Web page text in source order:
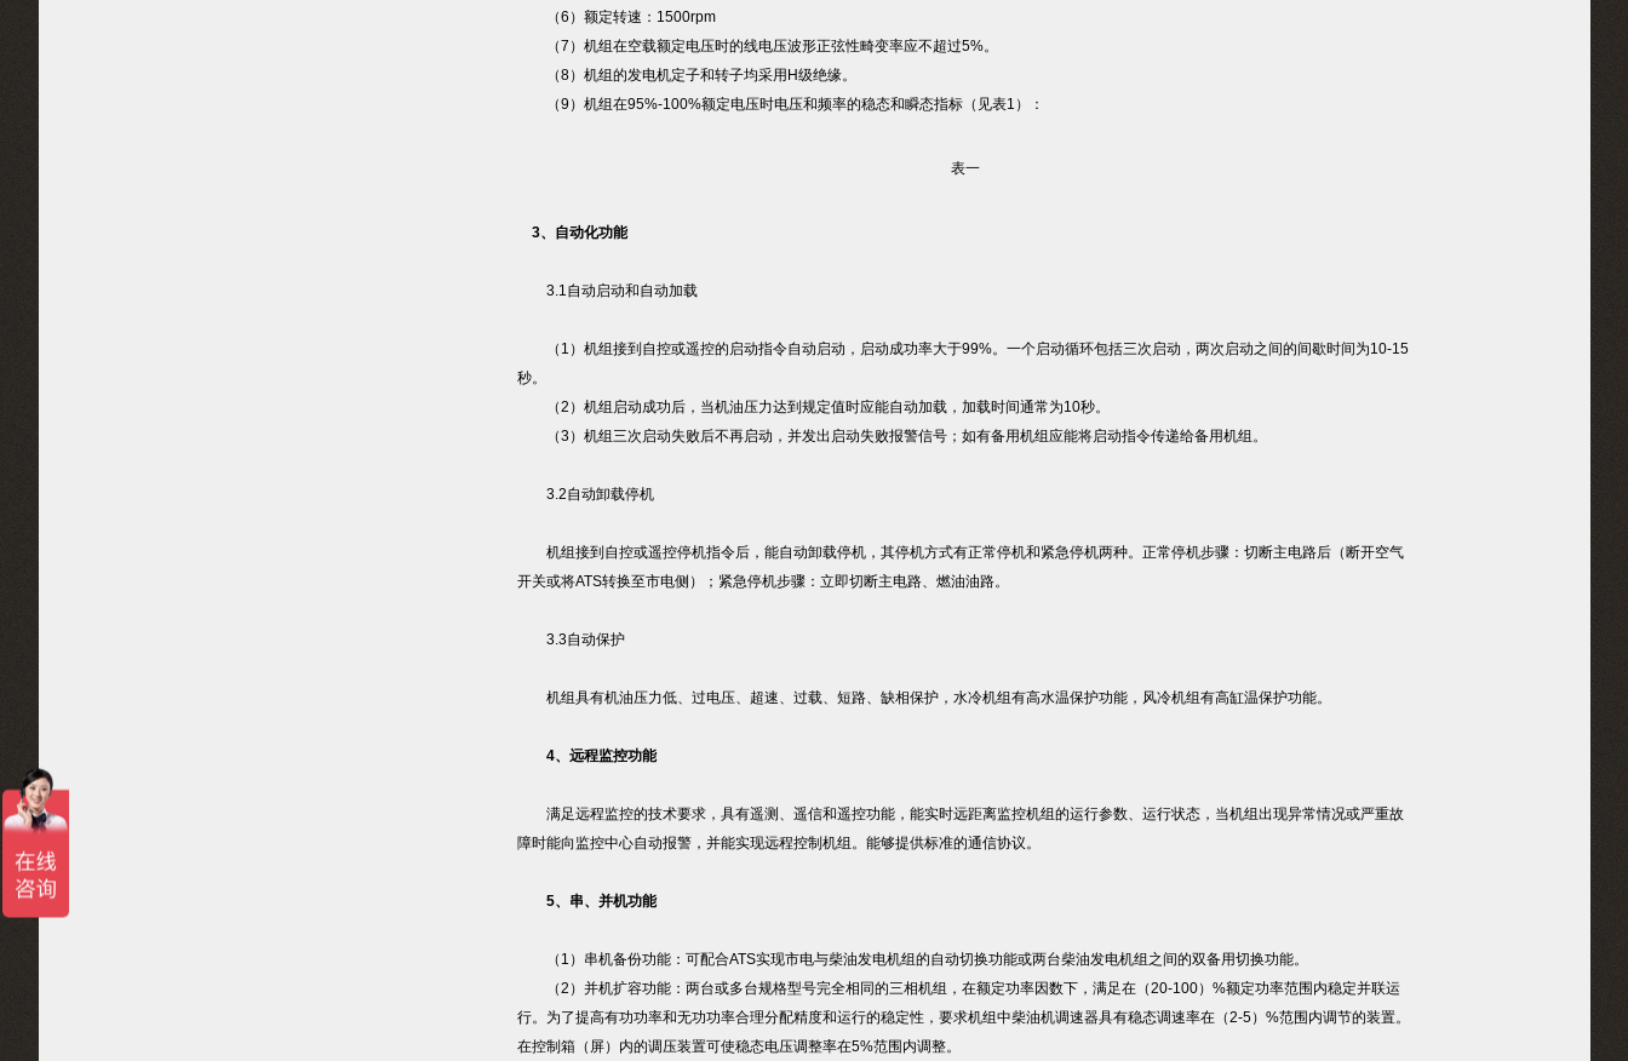
（6）额定转速：1500rpm
（7）机组在空载额定电压时的线电压波形正弦性畸变率应不超过5%。
（8）机组的发电机定子和转子均采用H级绝缘。
（9）机组在95%-100%额定电压时电压和频率的稳态和瞬态指标（见表1）：
表一
3、自动化功能
3.1自动启动和自动加载
（1）机组接到自控或遥控的启动指令自动启动，启动成功率大于99%。一个启动循环包括三次启动，两次启动之间的间歇时间为10-15
秒。
（2）机组启动成功后，当机油压力达到规定值时应能自动加载，加载时间通常为10秒。
（3）机组三次启动失败后不再启动，并发出启动失败报警信号；如有备用机组应能将启动指令传递给备用机组。
3.2自动卸载停机
机组接到自控或遥控停机指令后，能自动卸载停机，其停机方式有正常停机和紧急停机两种。正常停机步骤：切断主电路后（断开空气
开关或将ATS转换至市电侧）；紧急停机步骤：立即切断主电路、燃油油路。
3.3自动保护
机组具有机油压力低、过电压、超速、过载、短路、缺相保护，水冷机组有高水温保护功能，风冷机组有高缸温保护功能。
4、远程监控功能
满足远程监控的技术要求，具有遥测、遥信和遥控功能，能实时远距离监控机组的运行参数、运行状态，当机组出现异常情况或严重故
障时能向监控中心自动报警，并能实现远程控制机组。能够提供标准的通信协议。
5、串、并机功能
（1）串机备份功能：可配合ATS实现市电与柴油发电机组的自动切换功能或两台柴油发电机组之间的双备用切换功能。
（2）并机扩容功能：两台或多台规格型号完全相同的三相机组，在额定功率因数下，满足在（20-100）%额定功率范围内稳定并联运
行。为了提高有功功率和无功功率合理分配精度和运行的稳定性，要求机组中柴油机调速器具有稳态调速率在（2-5）%范围内调节的装置。
在控制箱（屏）内的调压装置可使稳态电压调整率在5%范围内调整。